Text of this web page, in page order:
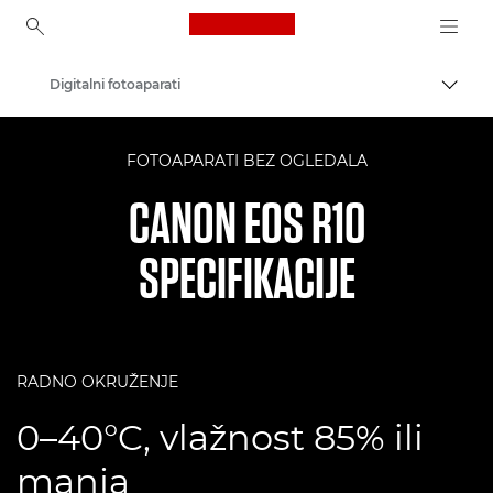
Canon Logo, back to
Digitalni fotoaparati
FOTOAPARATI BEZ OGLEDALA
CANON EOS R10
SPECIFIKACIJE
RADNO OKRUŽENJE
0–40°C, vlažnost 85% ili
manja